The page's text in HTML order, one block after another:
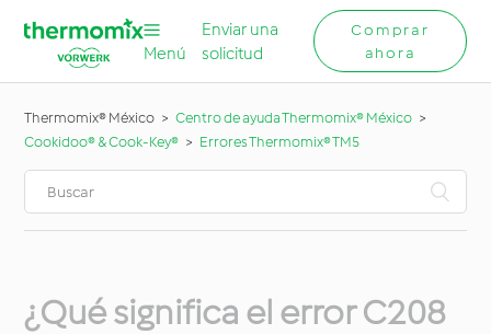
Menú
Enviar una
solicitud
Comprar
ahora
Thermomix® México
Centro de ayuda Thermomix® México
Cookidoo® & Cook-Key®
Errores Thermomix® TM5
¿Qué significa el error C208